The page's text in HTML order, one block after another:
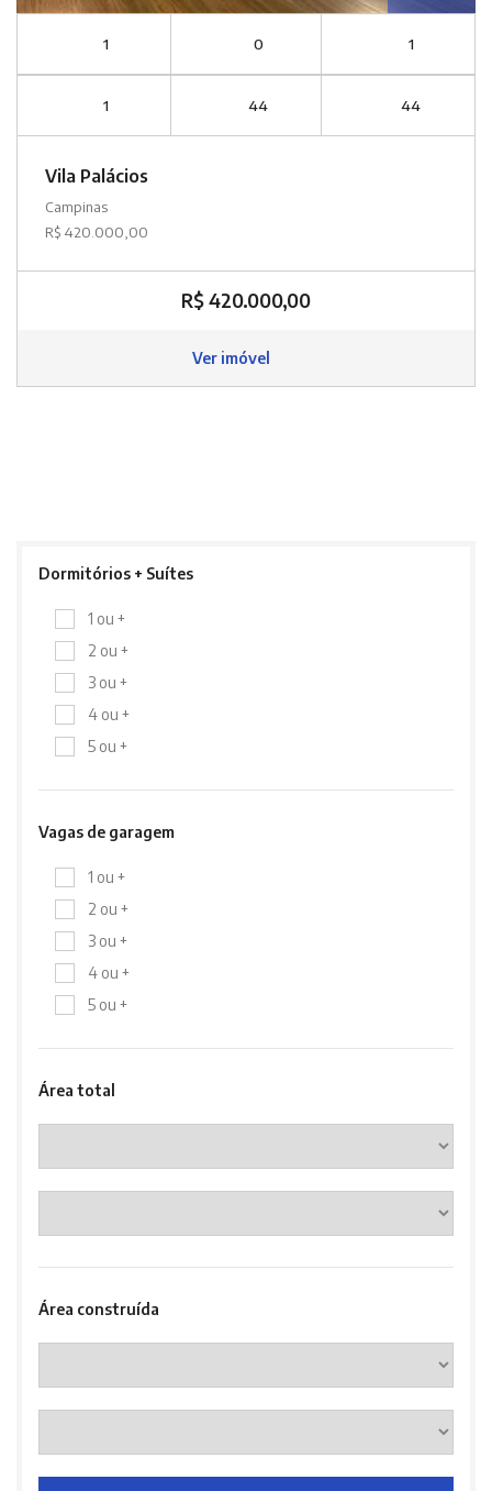
1 0 1
1 44 44
Vila Palácios
Campinas
R$ 420.000,00
R$ 420.000,00
Ver imóvel
Dormitórios + Suítes
1 ou +
2 ou +
3 ou +
4 ou +
5 ou +
Vagas de garagem
1 ou +
2 ou +
3 ou +
4 ou +
5 ou +
Área total
Área construída